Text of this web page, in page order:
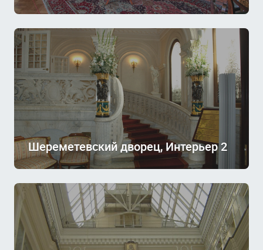
Шереметевский дворец, Интерьер 2